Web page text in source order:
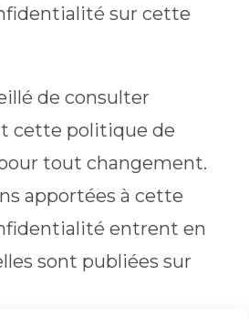
sur cette
de consulter
cette politique de
tout changement.
apportées à cette
entrent en
sont publiées sur